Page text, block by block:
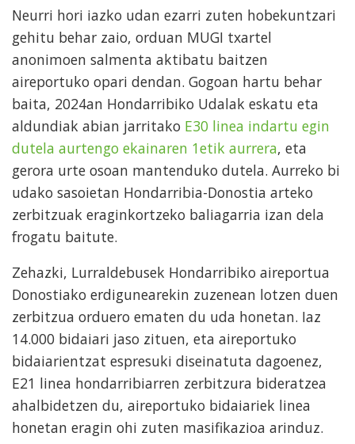
Neurri hori iazko udan ezarri zuten hobekuntzari
gehitu behar zaio, orduan MUGI txartel
anonimoen salmenta aktibatu baitzen
aireportuko opari dendan. Gogoan hartu behar
baita, 2024an Hondarribiko Udalak eskatu eta
aldundiak abian jarritako E30 linea indartu egin
dutela aurtengo ekainaren 1etik aurrera, eta
gerora urte osoan mantenduko dutela. Aurreko bi
udako sasoietan Hondarribia-Donostia arteko
zerbitzuak eraginkortzeko baliagarria izan dela
frogatu baitute.
Zehazki, Lurraldebusek Hondarribiko aireportua
Donostiako erdigunearekin zuzenean lotzen duen
zerbitzua orduero ematen du uda honetan. Iaz
14.000 bidaiari jaso zituen, eta aireportuko
bidaiarientzat espresuki diseinatuta dagoenez,
E21 linea hondarribiarren zerbitzura bideratzea
ahalbidetzen du, aireportuko bidaiariek linea
honetan eragin ohi zuten masifikazioa arinduz.